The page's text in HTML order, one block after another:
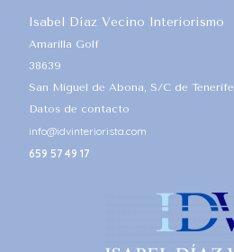
Isabel Díaz Vecino Interiorismo
Amarilla Golf
38639
San Miguel de Abona, S/C de Tenerife
Datos de contacto
info@idvinteriorista.com
659 57 49 17